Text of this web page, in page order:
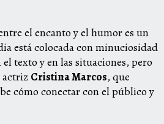
el encanto y el humor es un
está colocada con minuciosidad
texto y en las situaciones, pero
actriz Cristina Marcos, que
cómo conectar con el público y